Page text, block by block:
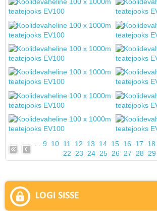
...9 10 11 12 13 14 15 16 17 18
22
23 24 25 26 27 28 29
LOGI SISSE